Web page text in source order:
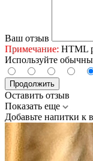
Ваш отзыв
Примечание: HTML
Используйте
Продолжить
Оставить отзыв
Показать еще
Добавьте напитки к